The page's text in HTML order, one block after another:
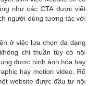
như các CTA được viết
người dùng tương tác với
ở việc lựa chọn đa dạng
chỉ thuần túy có nội
được hình ảnh hóa hay
hay motion video. Rõ
website được đầu tư nội